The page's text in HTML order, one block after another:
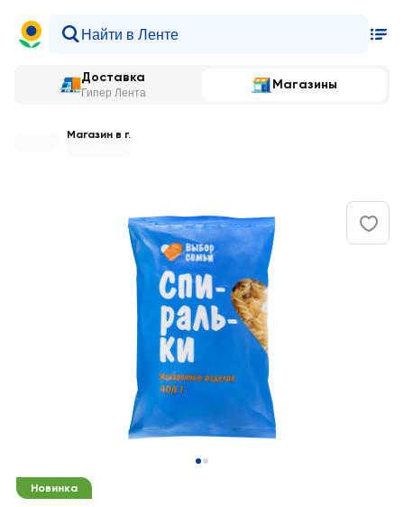
Доставка
Гипер Лента
Магазины
Магазин в г.
Новинка